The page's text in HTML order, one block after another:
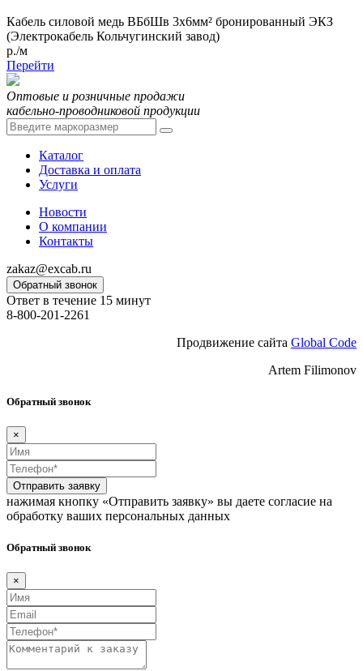
Кабель силовой медь ВБбШв 3x6мм² бронированный ЭКЗ
(Электрокабель Кольчугинский завод)
р./м
Перейти
Оптовые и розничные продажи
кабельно-проводниковой продукции
Каталог
Доставка и оплата
Услуги
Новости
О компании
Контакты
zakaz@excab.ru
Обратный звонок
Ответ в течение 15 минут
8-800-201-2261
Продвижение сайта Global Code
Artem Filimonov
Обратный звонок
×
Отправить заявку
нажимая кнопку «Отправить заявку» вы даете согласие на
обработку ваших персональных данных
Обратный звонок
×